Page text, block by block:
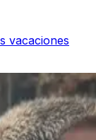
vacaciones